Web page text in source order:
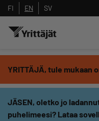
FI EN SV
YRITTÄJÄ, tule mukaan
JÄSEN, oletko jo
puhelimeesi? Lataa
Search news,